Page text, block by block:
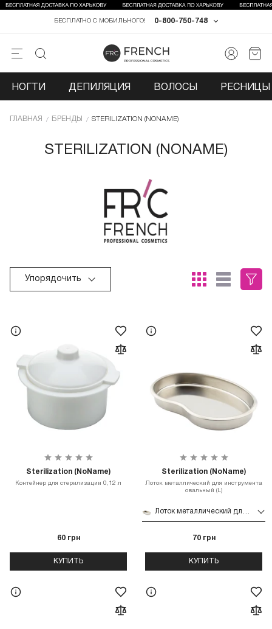
0-800-750-748
БЕСПЛАТНО С МОБИЛЬНОГО!
НОГТИ ДЕПИЛЯЦИЯ ВОЛОСЫ РЕСНИЦЫ
ГЛАВНАЯ БРЕНДЫ STERILIZATION (NONAME)
STERILIZATION (NONAME)
Упорядочить
Sterilization (NoName)
Контейнер для стерилизации 0,12 л
60 грн
КУПИТЬ
Sterilization (NoName)
Лоток металлический для инструмента
овальный (L)
70 грн
КУПИТЬ